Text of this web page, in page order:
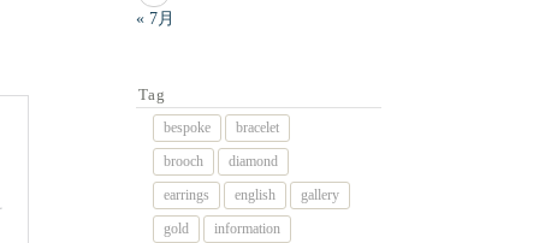
« 7月
Tag
bespoke
bracelet
brooch
diamond
earrings
english
gallery
gold
information